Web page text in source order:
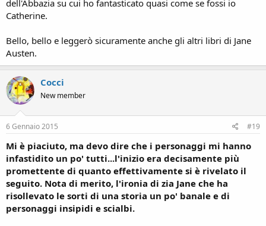
dell'Abbazia su cui ho fantasticato quasi come se fossi io
Catherine.
Bello, bello e leggerò sicuramente anche gli altri libri di Jane
Austen.
Cocci
New member
6 Gennaio 2015 #19
Mi è piaciuto, ma devo dire che i personaggi mi hanno
infastidito un po' tutti...l'inizio era decisamente più
promettente di quanto effettivamente si è rivelato il
seguito. Nota di merito, l'ironia di zia Jane che ha
risollevato le sorti di una storia un po' banale e di
personaggi insipidi e scialbi.